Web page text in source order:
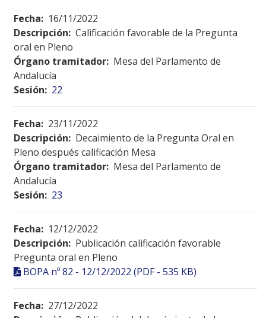
Fecha: 16/11/2022
Descripción: Calificación favorable de la Pregunta
oral en Pleno
Órgano tramitador: Mesa del Parlamento de
Andalucía
Sesión: 22
Fecha: 23/11/2022
Descripción: Decaimiento de la Pregunta Oral en
Pleno después calificación Mesa
Órgano tramitador: Mesa del Parlamento de
Andalucía
Sesión: 23
Fecha: 12/12/2022
Descripción: Publicación calificación favorable
Pregunta oral en Pleno
BOPA nº 82 - 12/12/2022 (PDF - 535 KB)
Fecha: 27/12/2022